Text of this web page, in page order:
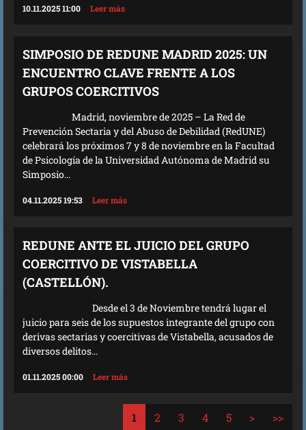
10.11.2025 11:00 Leer más
SIMPOSIO DE REDUNE MADRID 2025: UN
ENCUENTRO CLAVE FRENTE A LOS
GRUPOS COERCITIVOS
Madrid, noviembre de 2025 – La Red de
Prevención Sectaria y del Abuso de Debilidad (RedUNE)
celebrará los próximos 7 y 8 de noviembre en la Facultad
de Psicología de la Universidad Autónoma de Madrid su
Simposio...
04.11.2025 19:53 Leer más
REDUNE ANTE EL JUICIO DEL GRUPO
COERCITIVO DE VISTABELLA
(CASTELLÓN).
Desde el 3 de Noviembre tendrá lugar el
juicio para seis de los supuestos integrante del grupo con
derivas sectarias y coercitivas de Vistabella, acusados de
diversos delitos...
01.11.2025 00:00 Leer más
1 2 3 4 5 > >>